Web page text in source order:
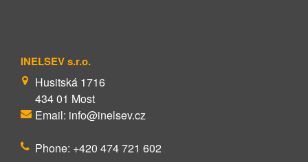
INELSEV s.r.o.
Husitská 1716
434 01 Most
Email: info@inelsev.cz
Phone: +420 474 721 602